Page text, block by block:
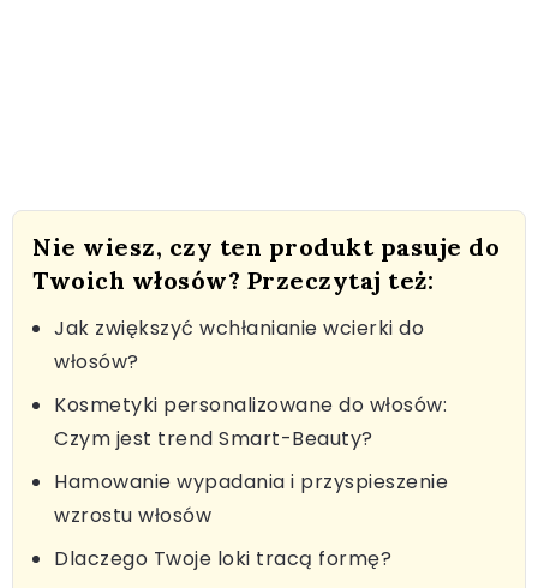
Nie wiesz, czy ten produkt pasuje do
Twoich włosów? Przeczytaj też:
Jak zwiększyć wchłanianie wcierki do
włosów?
Kosmetyki personalizowane do włosów:
Czym jest trend Smart-Beauty?
Hamowanie wypadania i przyspieszenie
wzrostu włosów
Dlaczego Twoje loki tracą formę?